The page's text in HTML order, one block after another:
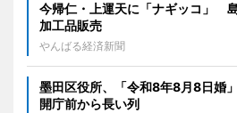
今帰仁・上運天に「ナギッコ」
加工品販売
やんばる経済新聞
墨田区役所、「令和8年8月8日婚
開庁前から長い列